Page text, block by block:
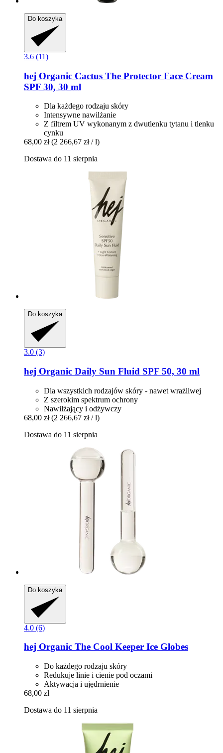
Do koszyka
3.6 (11)
hej Organic Cactus The Protector Face Cream
SPF 30, 30 ml
Dla każdego rodzaju skóry
Intensywne nawilżanie
Z filtrem UV wykonanym z dwutlenku tytanu i tlenku
cynku
68,00 zł (2 266,67 zł / l)
Dostawa do 11 sierpnia
Do koszyka
3.0 (3)
hej Organic Daily Sun Fluid SPF 50, 30 ml
Dla wszystkich rodzajów skóry - nawet wrażliwej
Z szerokim spektrum ochrony
Nawilżający i odżywczy
68,00 zł (2 266,67 zł / l)
Dostawa do 11 sierpnia
Do koszyka
4.0 (6)
hej Organic The Cool Keeper Ice Globes
Do każdego rodzaju skóry
Redukuje linie i cienie pod oczami
Aktywacja i ujędrnienie
68,00 zł
Dostawa do 11 sierpnia